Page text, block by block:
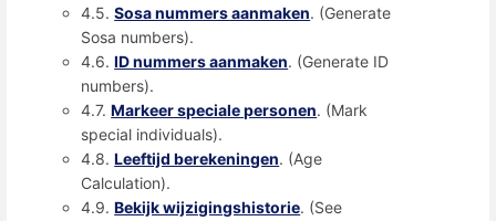
4.5.Sosa nummers aanmaken. (Generate
Sosa numbers).
4.6.ID nummers aanmaken. (Generate ID
numbers).
4.7.Markeer speciale personen. (Mark
special individuals).
4.8.Leeftijd berekeningen. (Age
Calculation).
4.9.Bekijk wijzigingshistorie. (See